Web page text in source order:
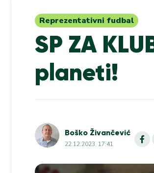
Reprezentativni fudbal
SP ZA
planeti!
Boško Živančević
22.12.2023. 17:41